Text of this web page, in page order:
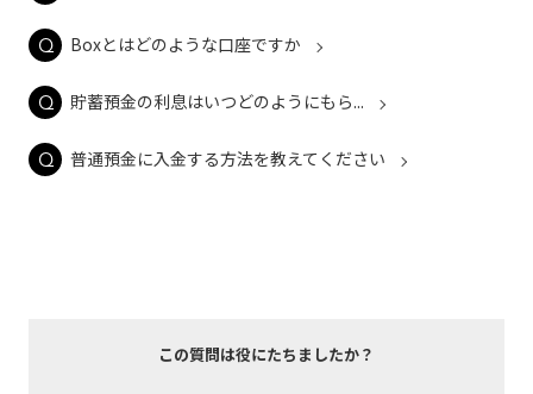
Boxとはどのような口座ですか
貯蓄預金の利息はいつどのようにもら...
普通預金に入金する方法を教えてください
この質問は役にたちましたか？